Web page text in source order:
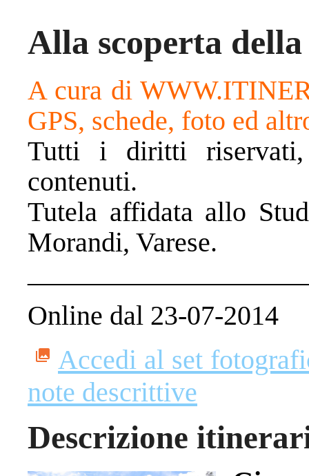
Alla scoperta della
A cura di
GPS, schede, foto ed
Tutti i diritti riservati,
contenuti.
Tutela affidata allo
Morandi, Varese.
Online dal 23-07-2014
Accedi al set
note descrittive
Descrizione